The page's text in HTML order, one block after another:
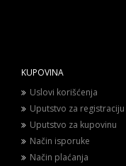
KUPOVINA
Uslovi korišćenja
Uputstvo za registraciju
Uputstvo za kupovinu
Način isporuke
Način plaćanja